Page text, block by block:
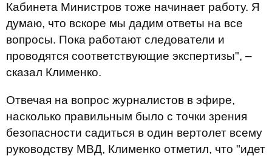
Кабинета Министров тоже начинает работу. Я
думаю, что вскоре мы дадим ответы на все
вопросы. Пока работают следователи и
проводятся соответствующие экспертизы", –
сказал Клименко.
Отвечая на вопрос журналистов в эфире,
насколько правильным было с точки зрения
безопасности садиться в один вертолет всему
руководству МВД, Клименко отметил, что "идет